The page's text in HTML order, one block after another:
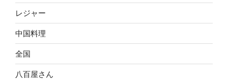
レジャー
中国料理
全国
八百屋さん